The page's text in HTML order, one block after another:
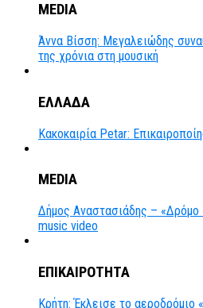
MEDIA
Άννα Βίσση: Μεγαλειώδης
της χρόνια στη μουσική
ΕΛΛΑΔΑ
Κακοκαιρία Petar:
MEDIA
Δήμος Αναστασιάδης – «Δρόμο
music video
ΕΠΙΚΑΙΡΟΤΗΤΑ
Κρήτη: Έκλεισε το αεροδρόμιο